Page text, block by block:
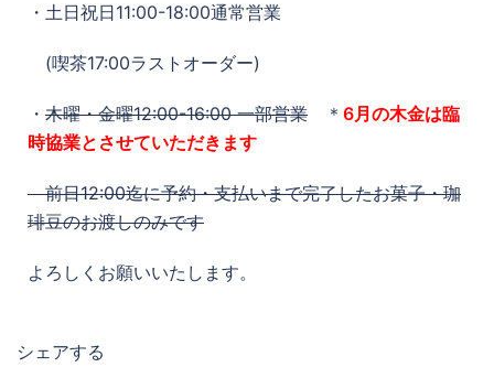
・土日祝日11:00-18:00通常営業
(喫茶17:00ラストオーダー)
・ 木曜・金曜12:00-16:00 一部営業 ＊ 6月の木金は臨
時協業とさせていただきます
前日12:00迄に予約・支払いまで完了したお菓子・珈
琲豆のお渡しのみです
よろしくお願いいたします。
シェアする